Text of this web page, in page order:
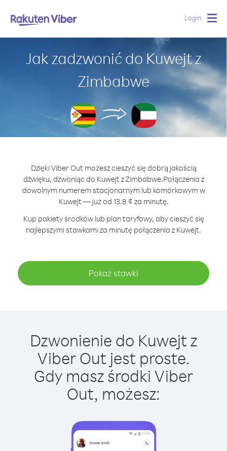
Login
Jak zadzwonić do Kuwejt z
Zimbabwe
Dzięki Viber Out możesz cieszyć się dobrą jakością
dźwięku, dzwoniąc do Kuwejt z Zimbabwe.Połączenia z
dowolnym numerem stacjonarnym lub komórkowym w
Kuwejt — już od 13.8 ¢ za minutę.
Kup pakiety środków lub plan taryfowy, aby cieszyć się
najlepszymi stawkami za minutę połączenia z Kuwejt.
Pokaż stawki
Dzwonienie do Kuwejt z
Viber Out jest proste.
Gdy masz środki Viber
Out, możesz: